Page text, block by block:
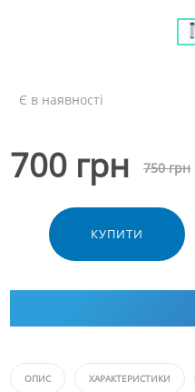
Є в наявності
750 грн
700 грн
КУПИТИ
ОПИС ХАРАКТЕРИСТИКИ